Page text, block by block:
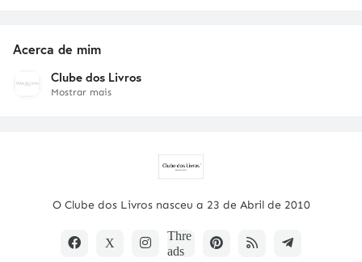
Acerca de mim
Clube dos Livros
Mostrar mais
O Clube dos Livros nasceu a 23 de Abril de 2010